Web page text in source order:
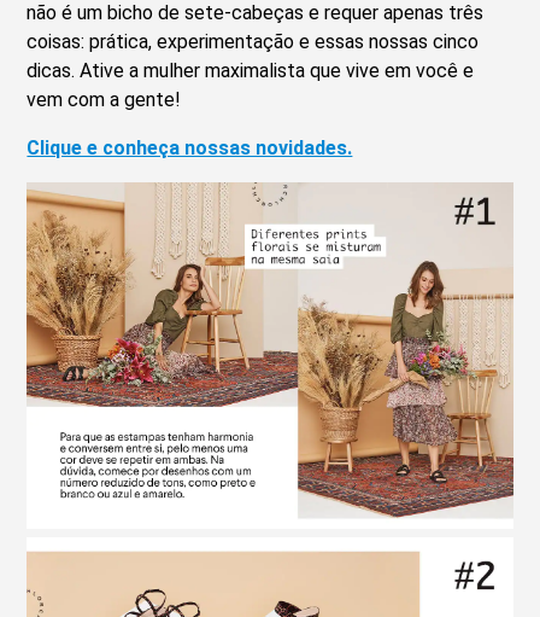
não é um bicho de sete-cabeças e requer apenas três
coisas: prática, experimentação e essas nossas cinco
dicas. Ative a mulher maximalista que vive em você e
vem com a gente!
Clique e conheça nossas novidades.